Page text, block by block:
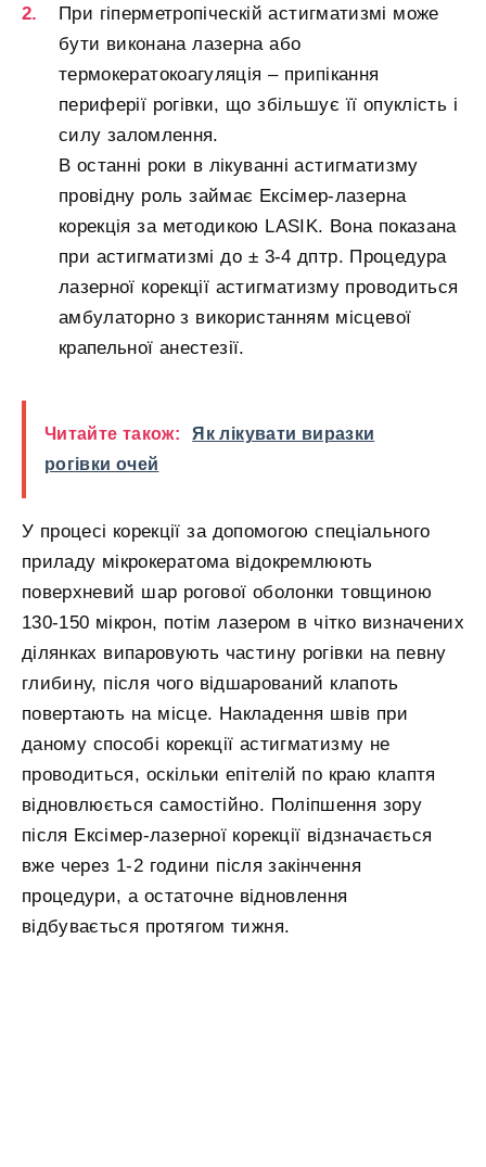
При гіперметропіческій астигматизмі може
бути виконана лазерна або
термокератокоагуляція – припікання
периферії рогівки, що збільшує її опуклість і
силу заломлення.
В останні роки в лікуванні астигматизму
провідну роль займає Ексімер-лазерна
корекція за методикою LASIK. Вона показана
при астигматизмі до ± 3-4 дптр. Процедура
лазерної корекції астигматизму проводиться
амбулаторно з використанням місцевої
крапельної анестезії.
Читайте також:
Як лікувати виразки
рогівки очей
У процесі корекції за допомогою спеціального
приладу мікрокератома відокремлюють
поверхневий шар рогової оболонки товщиною
130-150 мікрон, потім лазером в чітко визначених
ділянках випаровують частину рогівки на певну
глибину, після чого відшарований клапоть
повертають на місце. Накладення швів при
даному способі корекції астигматизму не
проводиться, оскільки епітелій по краю клаптя
відновлюється самостійно. Поліпшення зору
після Ексімер-лазерної корекції відзначається
вже через 1-2 години після закінчення
процедури, а остаточне відновлення
відбувається протягом тижня.